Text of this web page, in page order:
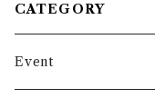
CATEGORY
Event